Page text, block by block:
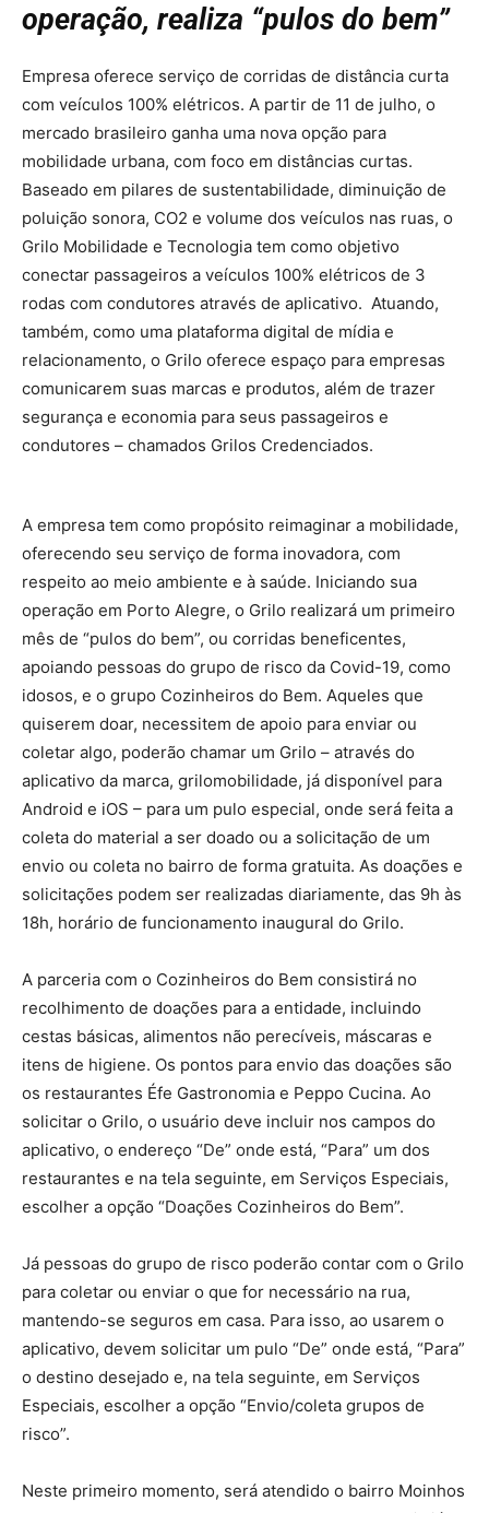
operação, realiza “pulos do bem”
Empresa oferece serviço de corridas de distância curta
com veículos 100% elétricos. A partir de 11 de julho, o
mercado brasileiro ganha uma nova opção para
mobilidade urbana, com foco em distâncias curtas.
Baseado em pilares de sustentabilidade, diminuição de
poluição sonora, CO2 e volume dos veículos nas ruas, o
Grilo Mobilidade e Tecnologia tem como objetivo
conectar passageiros a veículos 100% elétricos de 3
rodas com condutores através de aplicativo. Atuando,
também, como uma plataforma digital de mídia e
relacionamento, o Grilo oferece espaço para empresas
comunicarem suas marcas e produtos, além de trazer
segurança e economia para seus passageiros e
condutores – chamados Grilos Credenciados.
A empresa tem como propósito reimaginar a mobilidade,
oferecendo seu serviço de forma inovadora, com
respeito ao meio ambiente e à saúde. Iniciando sua
operação em Porto Alegre, o Grilo realizará um primeiro
mês de “pulos do bem”, ou corridas beneficentes,
apoiando pessoas do grupo de risco da Covid-19, como
idosos, e o grupo Cozinheiros do Bem. Aqueles que
quiserem doar, necessitem de apoio para enviar ou
coletar algo, poderão chamar um Grilo – através do
aplicativo da marca, grilomobilidade, já disponível para
Android e iOS – para um pulo especial, onde será feita a
coleta do material a ser doado ou a solicitação de um
envio ou coleta no bairro de forma gratuita. As doações e
solicitações podem ser realizadas diariamente, das 9h às
18h, horário de funcionamento inaugural do Grilo.
A parceria com o Cozinheiros do Bem consistirá no
recolhimento de doações para a entidade, incluindo
cestas básicas, alimentos não perecíveis, máscaras e
itens de higiene. Os pontos para envio das doações são
os restaurantes Éfe Gastronomia e Peppo Cucina. Ao
solicitar o Grilo, o usuário deve incluir nos campos do
aplicativo, o endereço “De” onde está, “Para” um dos
restaurantes e na tela seguinte, em Serviços Especiais,
escolher a opção “Doações Cozinheiros do Bem”.
Já pessoas do grupo de risco poderão contar com o Grilo
para coletar ou enviar o que for necessário na rua,
mantendo-se seguros em casa. Para isso, ao usarem o
aplicativo, devem solicitar um pulo “De” onde está, “Para”
o destino desejado e, na tela seguinte, em Serviços
Especiais, escolher a opção “Envio/coleta grupos de
risco”.
Neste primeiro momento, será atendido o bairro Moinhos